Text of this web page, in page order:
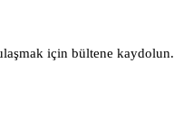
için bültene kaydolun.